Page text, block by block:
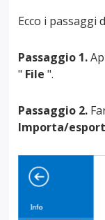
Ecco i passaggi
Passaggio 1.
" File ".
Passaggio 2.
Importa/